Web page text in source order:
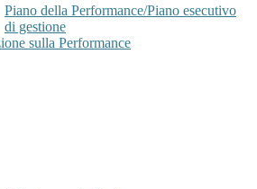
Piano della Performance/Piano esecutivo
di gestione
sulla Performance